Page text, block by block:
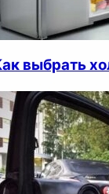
выбрать